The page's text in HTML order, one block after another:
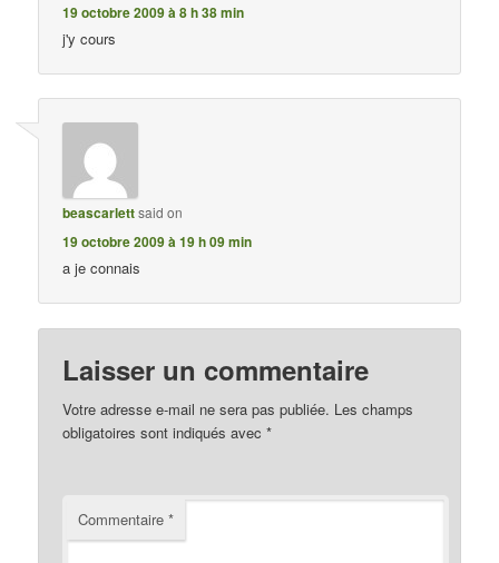
19 octobre 2009 à 8 h 38 min
j'y cours
beascarlettsaid on
19 octobre 2009 à 19 h 09 min
a je connais
Laisser un commentaire
Votre adresse e-mail ne sera pas publiée. Les champs
obligatoires sont indiqués avec*
Commentaire*